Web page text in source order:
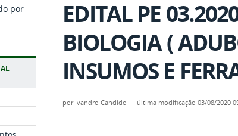
por
EDITAL PE
BIOLOGIA (
INSUMOS E
por Ivandro Candido — última modificação 03/08/2020